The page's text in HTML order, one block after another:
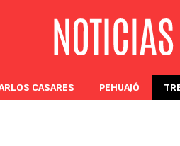
CASARES PEHUAJÓ